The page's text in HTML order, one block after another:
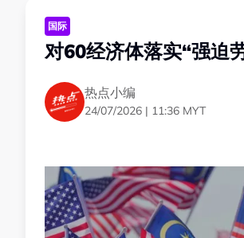
与此同时，美国早前实施的第122
大马21亿出口商品免税
仅橡胶手套出口影响最大
联昌国际证券指出，目前马来西
在产品类别方面，大马此次新增获
板，另有部分半导体测量及测试仪
国际
对60经济体落实“强迫
热点小编
24/07/2026 | 11:36 MYT